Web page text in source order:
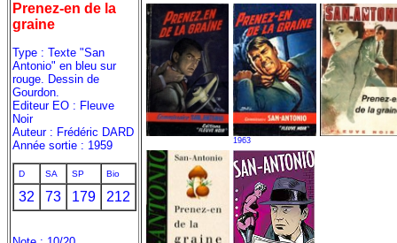
Prenez-en de la
graine
Type : Texte "San
Antonio" en bleu sur
rouge. Dessin de
Gourdon.
Editeur EO : Fleuve
Noir
Auteur : Frédéric DARD
Année sortie : 1959
D SA SP Bio
32 73 179 212
1963